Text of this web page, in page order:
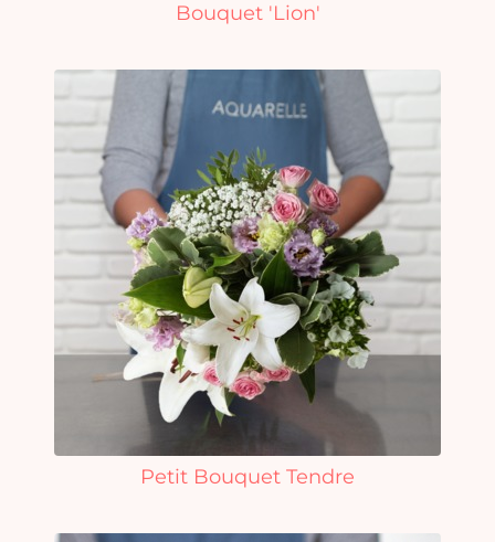
Bouquet 'Lion'
Petit Bouquet Tendre